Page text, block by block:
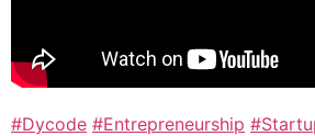
#Dycode #Entrepreneurship